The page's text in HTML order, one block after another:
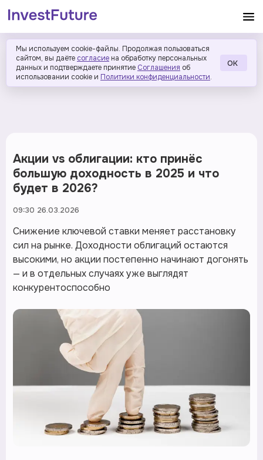
Мы используем cookie-файлы. Продолжая пользоваться
сайтом, вы даёте согласие на обработку персональных
данных и подтверждаете принятие Соглашения об
использовании cookie и Политики конфиденциальности.
ОК
Акции vs облигации: кто принёс
большую доходность в 2025 и что
будет в 2026?
09:30 26.03.2026
Снижение ключевой ставки меняет расстановку
сил на рынке. Доходности облигаций остаются
высокими, но акции постепенно начинают догонять
— и в отдельных случаях уже выглядят
конкурентоспособно